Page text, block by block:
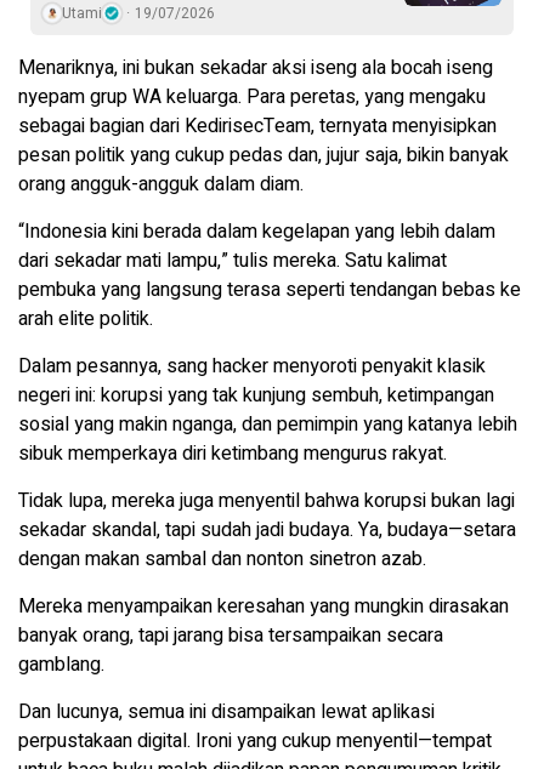
Utami 19/07/2026
Menariknya, ini bukan sekadar aksi iseng ala bocah iseng
nyepam grup WA keluarga. Para peretas, yang mengaku
sebagai bagian dari KedirisecTeam, ternyata menyisipkan
pesan politik yang cukup pedas dan, jujur saja, bikin banyak
orang angguk-angguk dalam diam.
“Indonesia kini berada dalam kegelapan yang lebih dalam
dari sekadar mati lampu,” tulis mereka. Satu kalimat
pembuka yang langsung terasa seperti tendangan bebas ke
arah elite politik.
Dalam pesannya, sang hacker menyoroti penyakit klasik
negeri ini: korupsi yang tak kunjung sembuh, ketimpangan
sosial yang makin nganga, dan pemimpin yang katanya lebih
sibuk memperkaya diri ketimbang mengurus rakyat.
Tidak lupa, mereka juga menyentil bahwa korupsi bukan lagi
sekadar skandal, tapi sudah jadi budaya. Ya, budaya—setara
dengan makan sambal dan nonton sinetron azab.
Mereka menyampaikan keresahan yang mungkin dirasakan
banyak orang, tapi jarang bisa tersampaikan secara
gamblang.
Dan lucunya, semua ini disampaikan lewat aplikasi
perpustakaan digital. Ironi yang cukup menyentil—tempat